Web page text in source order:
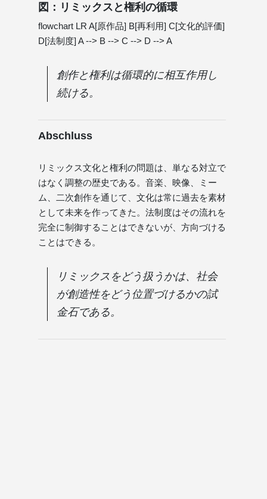
図：リミックスと権利の循環
flowchart LR A[原作品] B[再利用] C[文化的評価]
D[法制度] A --> B --> C --> D --> A
創作と権利は循環的に相互作用し
続ける。
Abschluss
リミックス文化と権利の問題は、単なる対立で
はなく調整の歴史である。音楽、映像、ミー
ム、二次創作を通じて、文化は常に過去を素材
として未来を作ってきた。法制度はその流れを
完全に制御することはできないが、方向づける
ことはできる。
リミックスをどう扱うかは、社会
が創造性をどう位置づけるかの試
金石である。